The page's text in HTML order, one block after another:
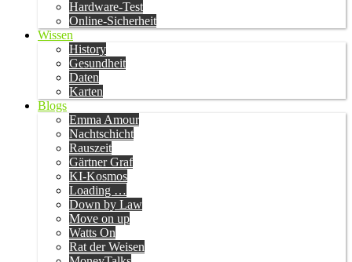
Hardware-Test
Online-Sicherheit
Wissen
History
Gesundheit
Daten
Karten
Blogs
Emma Amour
Nachtschicht
Rauszeit
Gärtner Graf
KI-Kosmos
Loading …
Down by Law
Move on up
Watts On
Rat der Weisen